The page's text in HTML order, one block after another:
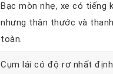
Bạc mòn nhẹ, xe có tiếng
nhưng thân thước và
toàn.
Cụm lái có độ rơ nhất